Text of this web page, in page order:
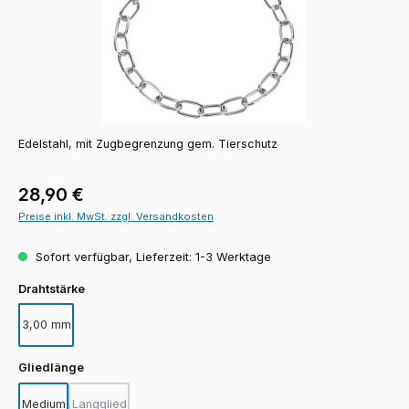
Edelstahl, mit Zugbegrenzung gem. Tierschutz
Regulärer Preis:
28,90 €
Preise inkl. MwSt. zzgl. Versandkosten
Sofort verfügbar, Lieferzeit: 1-3 Werktage
Drahtstärkeauswählen
3,00 mm
Gliedlängeauswählen
Medium Langglied